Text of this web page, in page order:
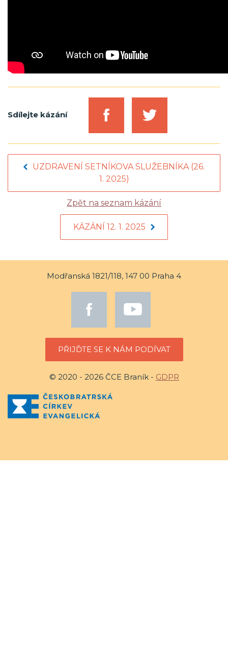
Sdílejte kázání
UZDRAVENÍ SETNÍKOVA SLUŽEBNÍKA (26.
1. 2025)
Zpět na seznam kázání
KÁZÁNÍ 12. 1. 2025
Modřanská 1821/118, 147 00 Praha 4
PŘIJĎTE SE K NÁM PODÍVAT
© 2020 - 2026 ČCE Braník - GDPR